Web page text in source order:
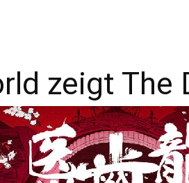
rund
um
zeigt The